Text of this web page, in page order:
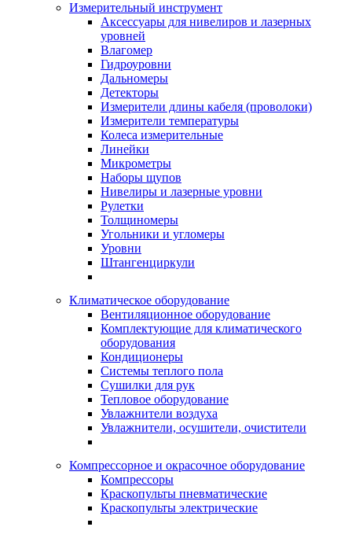
Измерительный инструмент
Аксессуары для нивелиров и лазерных
уровней
Влагомер
Гидроуровни
Дальномеры
Детекторы
Измерители длины кабеля (проволоки)
Измерители температуры
Колеса измерительные
Линейки
Микрометры
Наборы щупов
Нивелиры и лазерные уровни
Рулетки
Толщиномеры
Угольники и угломеры
Уровни
Штангенциркули
Климатическое оборудование
Вентиляционное оборудование
Комплектующие для климатического
оборудования
Кондиционеры
Системы теплого пола
Сушилки для рук
Тепловое оборудование
Увлажнители воздуха
Увлажнители, осушители, очистители
Компрессорное и окрасочное оборудование
Компрессоры
Краскопульты пневматические
Краскопульты электрические